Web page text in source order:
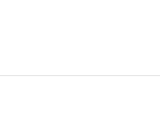
utile pour vous.